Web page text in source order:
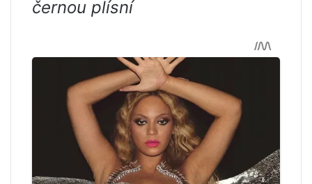
černou plísní